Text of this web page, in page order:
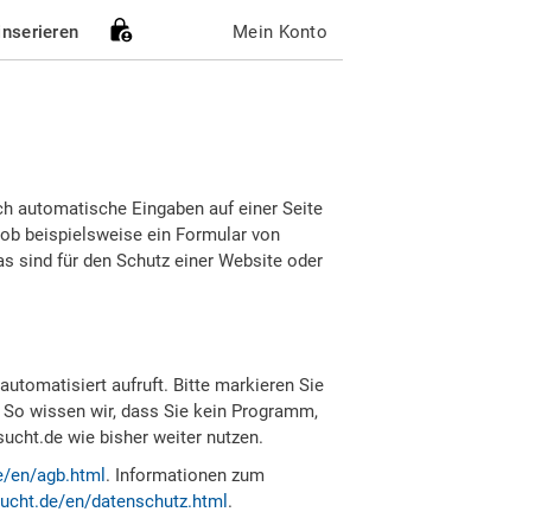
Mein Konto
automatische Eingaben auf einer Seite
beispielsweise ein Formular von
sind für den Schutz einer Website oder
aufruft. Bitte markieren Sie
wissen wir, dass Sie kein Programm,
wie bisher weiter nutzen.
en/agb.html . Informationen zum
en/datenschutz.html .